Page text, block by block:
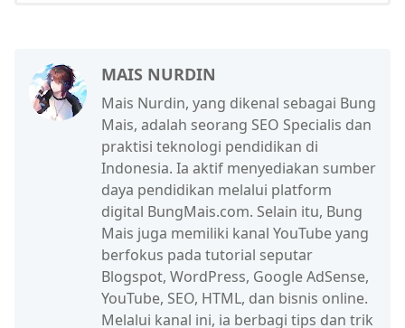
MAIS NURDIN
Mais Nurdin, yang dikenal sebagai Bung
Mais, adalah seorang SEO Specialis dan
praktisi teknologi pendidikan di
Indonesia. Ia aktif menyediakan sumber
daya pendidikan melalui platform
digital BungMais.com. Selain itu, Bung
Mais juga memiliki kanal YouTube yang
berfokus pada tutorial seputar
Blogspot, WordPress, Google AdSense,
YouTube, SEO, HTML, dan bisnis online.
Melalui kanal ini, ia berbagi tips dan trik